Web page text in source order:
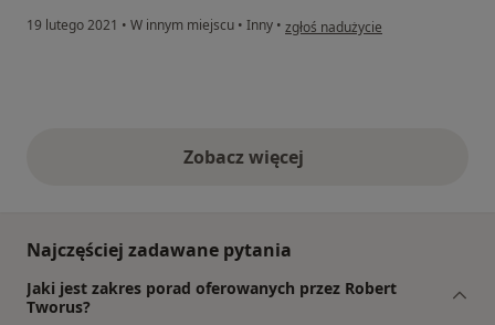
19 lutego 2021 • W innym miejscu • Inny • w opinii użytkownika A. J
zgłoś nadużycie
Zobacz więcejopinie powyżej
Najczęściej zadawane pytania
Jaki jest zakres porad oferowanych przez Robert
Tworus?